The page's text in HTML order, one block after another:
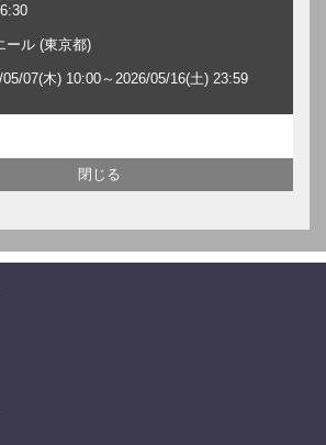
ール (東京都)
07(木) 10:00～2026/05/16(土) 23:59